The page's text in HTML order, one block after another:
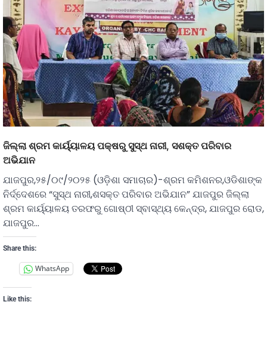
ଜିଲ୍ଲା ଶ୍ରମ କାର୍ୟ୍ୟାଳୟ ପକ୍ଷରୁ ସୁସ୍ଥ ନାରୀ, ସଶକ୍ତ ପରିବାର
ଅଭିଯାନ
ଯାଜପୁର,୨୫/୦୯/୨୦୨୫ (ଓଡ଼ିଶା ସମାଚାର)-ଶ୍ରମ କମିଶନର,ଓଡିଶାଙ୍କ
ନିର୍ଦ୍ଦେଶରେ “ସୁସ୍ଥ ନାରୀ,ଶସକ୍ତ ପରିବାର ଅଭିଯାନ” ଯାଜପୁର ଜିଲ୍ଲା
ଶ୍ରମ କାର୍ୟ୍ୟାଳୟ ତରଫରୁ ଗୋଷ୍ଠୀ ସ୍ବାସ୍ଥ୍ୟ କେନ୍ଦ୍ର, ଯାଜପୁର ରୋଡ,
ଯାଜପୁର…
Share this:
WhatsApp
Like this: